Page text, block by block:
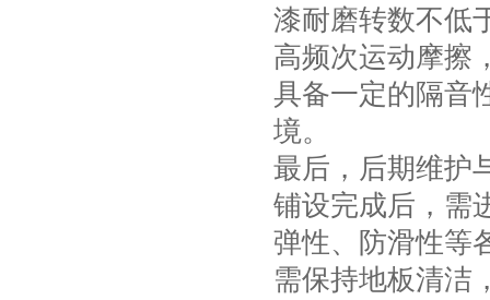
漆耐磨转数不低
高频次运动摩擦
具备一定的隔音
境。
最后，后期维护
铺设完成后，需
弹性、防滑性等
需保持地板清洁